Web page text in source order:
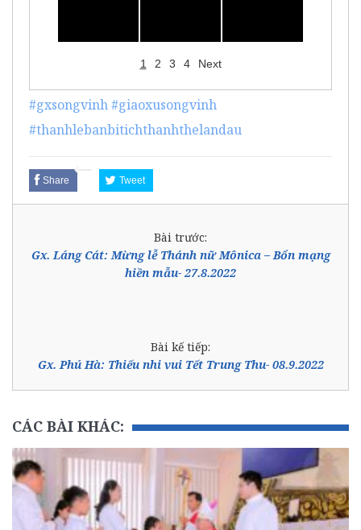
1 2 3 4 Next
#gxsongvinh#giaoxusongvinh
#thanhlebanbitichthanhthelandau
Share Tweet
Bài trước:
Gx. Láng Cát: Mừng lễ Thánh nữ Mônica – Bổn mạng
hiền mẫu- 27.8.2022
Bài kế tiếp:
Gx. Phú Hà: Thiếu nhi vui Tết Trung Thu- 08.9.2022
CÁC BÀI KHÁC: